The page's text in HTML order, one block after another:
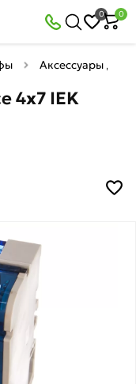
0 0
Аксессуары для
4х7 IEK